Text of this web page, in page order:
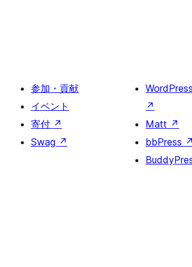
参加・貢献
イベント
寄付 ↗
Swag ↗
↗
Matt ↗
bbPress ↗